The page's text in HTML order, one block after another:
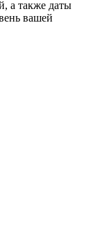
а также даты
вашей